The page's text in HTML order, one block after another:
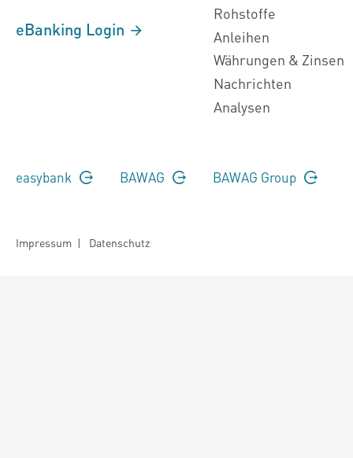
eBanking Login
Rohstoffe
Anleihen
Währungen & Zinsen
Nachrichten
Analysen
easybank BAWAG BAWAG Group
Impressum | Datenschutz